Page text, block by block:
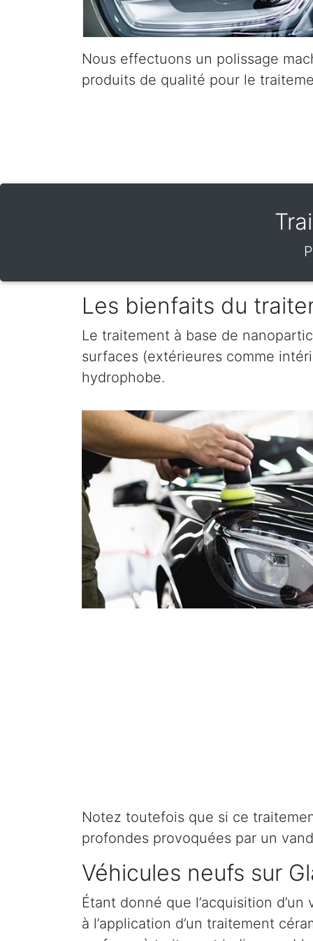
Nous effectuons un polissage
produits de qualité pour le
Les bienfaits du
Le traitement à base de
surfaces (extérieures comme
hydrophobe.
Notez toutefois que si ce
profondes provoquées par un
Véhicules neufs sur
Étant donné que l’acquisition
à l’application d’un traitement